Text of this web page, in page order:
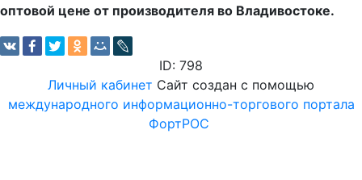
оптовой цене от производителя во Владивостоке.
ID: 798
Личный кабинет Сайт создан с помощью
международного информационно-торгового портала
ФортРОС